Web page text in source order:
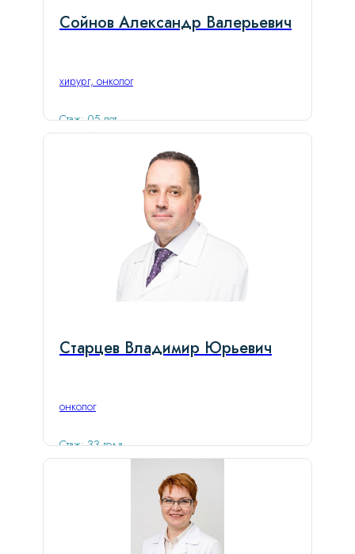
Сойнов Александр Валерьевич
хирург, онколог
Стаж: 05 лет
Старцев Владимир Юрьевич
онколог
Стаж: 33 года